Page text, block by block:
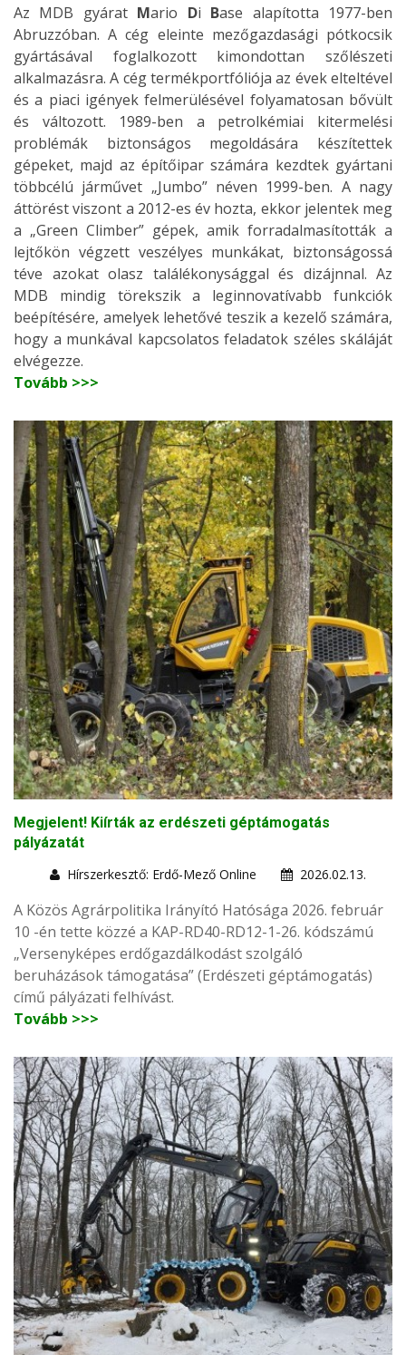
Az MDB gyárat Mario Di Base alapította 1977-ben
Abruzzóban. A cég eleinte mezőgazdasági pótkocsik
gyártásával foglalkozott kimondottan szőlészeti
alkalmazásra. A cég termékportfóliója az évek elteltével
és a piaci igények felmerülésével folyamatosan bővült
és változott. 1989-ben a petrolkémiai kitermelési
problémák biztonságos megoldására készítettek
gépeket, majd az építőipar számára kezdtek gyártani
többcélú járművet „Jumbo” néven 1999-ben. A nagy
áttörést viszont a 2012-es év hozta, ekkor jelentek meg
a „Green Climber” gépek, amik forradalmasították a
lejtőkön végzett veszélyes munkákat, biztonságossá
téve azokat olasz találékonysággal és dizájnnal. Az
MDB mindig törekszik a leginnovatívabb funkciók
beépítésére, amelyek lehetővé teszik a kezelő számára,
hogy a munkával kapcsolatos feladatok széles skáláját
elvégezze.
Tovább >>>
Megjelent! Kiírták az erdészeti géptámogatás
pályázatát
Hírszerkesztő: Erdő-Mező Online
2026.02.13.
A Közös Agrárpolitika Irányító Hatósága 2026. február
10 -én tette közzé a KAP-RD40-RD12-1-26. kódszámú
„Versenyképes erdőgazdálkodást szolgáló
beruházások támogatása” (Erdészeti géptámogatás)
című pályázati felhívást.
Tovább >>>